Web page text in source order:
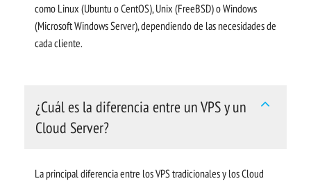
como Linux (Ubuntu o CentOS), Unix (FreeBSD) o Windows
(Microsoft Windows Server), dependiendo de las necesidades de
cada cliente.
¿Cuál es la diferencia entre un VPS y un
Cloud Server?
La principal diferencia entre los VPS tradicionales y los Cloud